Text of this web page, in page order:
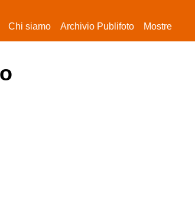
Chi siamo Archivio Publifoto Mostre